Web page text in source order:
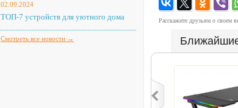
02.09.2024
ТОП-7 устройств для уютного дома
Смотреть все новости →
Расскажите друзьям о своем